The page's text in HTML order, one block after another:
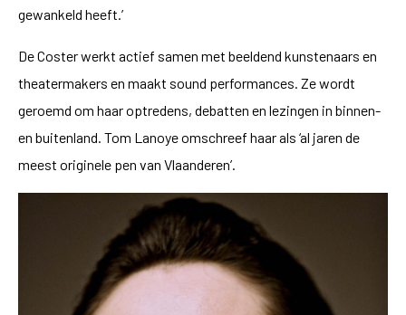
gewankeld heeft.’
De Coster werkt actief samen met beeldend kunstenaars en
theatermakers en maakt sound performances. Ze wordt
geroemd om haar optredens, debatten en lezingen in binnen-
en buitenland. Tom Lanoye omschreef haar als ‘al jaren de
meest originele pen van Vlaanderen’.